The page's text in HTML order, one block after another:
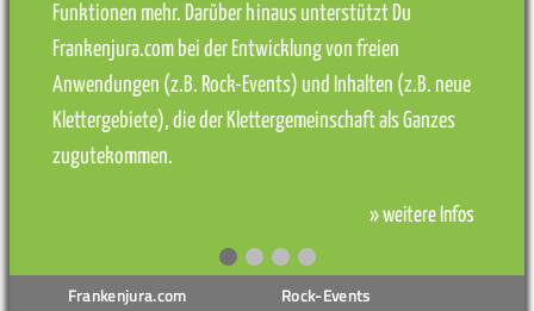
Funktionen mehr. Darüber hinaus unterstützt Du
Frankenjura.com bei der Entwicklung von freien
Anwendungen (z.B. Rock-Events) und Inhalten (z.B. neue
Klettergebiete), die der Klettergemeinschaft als Ganzes
zugutekommen.
» weitere Infos
Frankenjura.com Rock-Events